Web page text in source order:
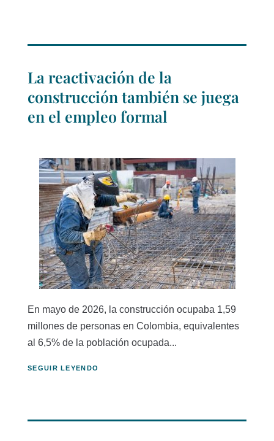
La reactivación de la
construcción también se juega
en el empleo formal
En mayo de 2026, la construcción ocupaba 1,59
millones de personas en Colombia, equivalentes
al 6,5% de la población ocupada...
SEGUIR LEYENDO